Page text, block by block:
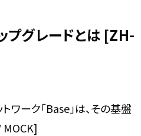
プグレードとは [ZH-
ーク「Base」は、その基盤
MOCK]